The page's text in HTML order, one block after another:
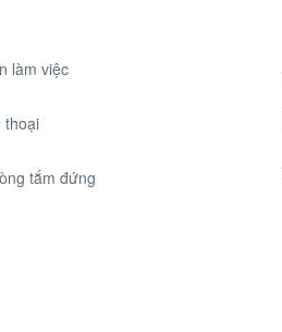
làm việc
thoại
tắm đứng